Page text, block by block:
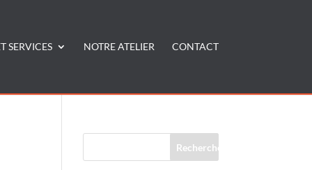
SERVICES NOTRE ATELIER CONTACT